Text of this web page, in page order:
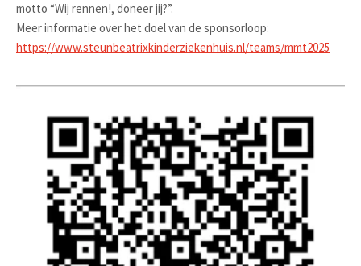
motto “Wij rennen!, doneer jij?”.
Meer informatie over het doel van de sponsorloop:
https://www.steunbeatrixkinderziekenhuis.nl/teams/mmt2025